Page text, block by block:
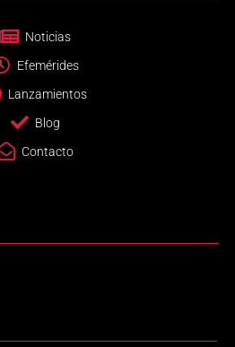
Noticias
Efemérides
Lanzamientos
Blog
Contacto